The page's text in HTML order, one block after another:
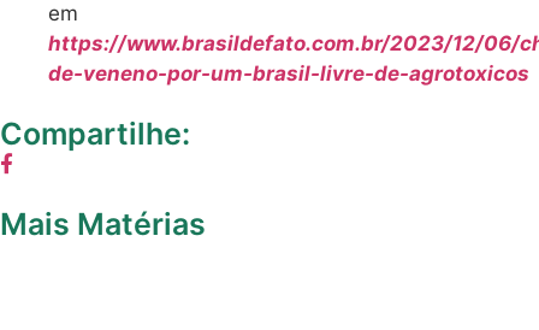
em
https://www.brasildefato.com.br/2023/12/06/
de-veneno-por-um-brasil-livre-de-agrotoxicos
Compartilhe:
Mais Matérias